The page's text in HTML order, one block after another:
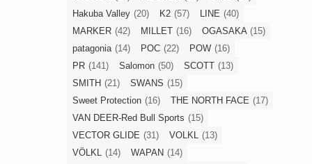
Hakuba Valley (20) K2 (57) LINE (40)
MARKER (42) MILLET (16) OGASAKA (15)
patagonia (14) POC (22) POW (16)
PR (141) Salomon (50) SCOTT (13)
SMITH (21) SWANS (15)
Sweet Protection (16) THE NORTH FACE (17)
VAN DEER-Red Bull Sports (15)
VECTOR GLIDE (31) VOLKL (13)
VÖLKL (14) WAPAN (14)